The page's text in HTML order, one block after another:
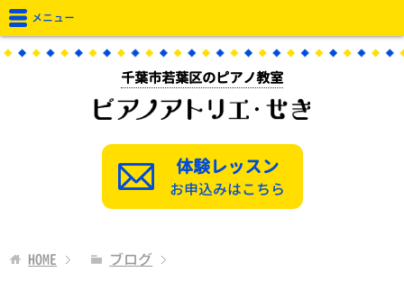
千葉市若葉区のピアノ教室
体験レッスン
お申込みはこちら
メニュー
HOME ブログ